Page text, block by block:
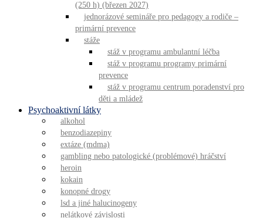
(250 h) (březen 2027)
jednorázové semináře pro pedagogy a rodiče –
primární prevence
stáže
stáž v programu ambulantní léčba
stáž v programu programy primární
prevence
stáž v programu centrum poradenství pro
děti a mládež
Psychoaktivní látky
alkohol
benzodiazepiny
extáze (mdma)
gambling nebo patologické (problémové) hráčství
heroin
kokain
konopné drogy
lsd a jiné halucinogeny
nelátkové závislosti